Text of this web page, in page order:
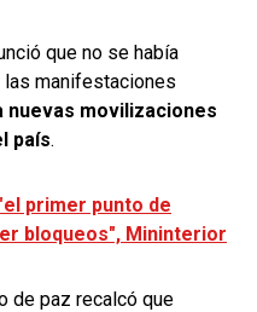
que no se había
las manifestaciones
nuevas movilizaciones
país.
primer punto de
bloqueos", Mininterior
de paz recalcó que